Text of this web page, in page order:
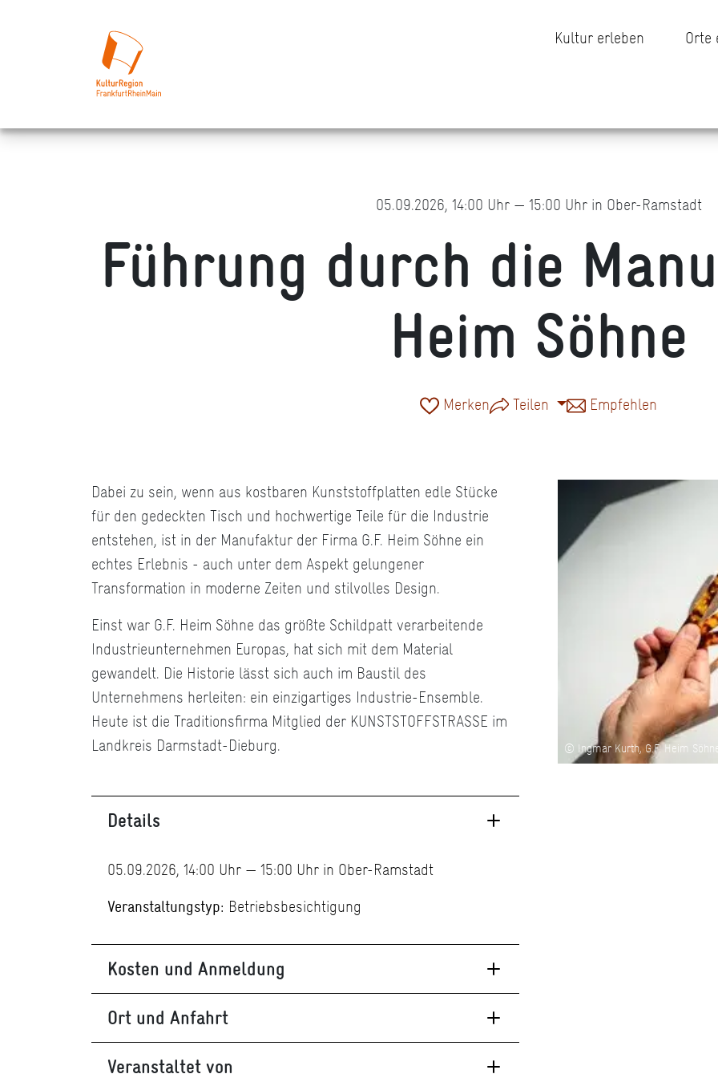
Kultur erleben Orte
05.09.2026, 14:00 Uhr — 15:00 Uhr in Ober-Ramstadt
Führung durch die
Heim Söhne
Merken Teilen Empfehlen
Dabei zu sein, wenn aus kostbaren Kunststoffplatten edle Stücke
für den gedeckten Tisch und hochwertige Teile für die Industrie
entstehen, ist in der Manufaktur der Firma G.F. Heim Söhne ein
echtes Erlebnis - auch unter dem Aspekt gelungener
Transformation in moderne Zeiten und stilvolles Design.
Einst war G.F. Heim Söhne das größte Schildpatt verarbeitende
Industrieunternehmen Europas, hat sich mit dem Material
gewandelt. Die Historie lässt sich auch im Baustil des
Unternehmens herleiten: ein einzigartiges Industrie-Ensemble.
Heute ist die Traditionsfirma Mitglied der KUNSTSTOFFSTRASSE im
Landkreis Darmstadt-Dieburg.
Details
05.09.2026, 14:00 Uhr — 15:00 Uhr in Ober-Ramstadt
Veranstaltungstyp: Betriebsbesichtigung
Kosten und Anmeldung
Ort und Anfahrt
Veranstaltet von
© Ingmar Kurth, G.F. Heim